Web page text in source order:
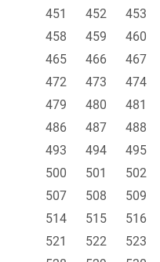
451
452 453
458
459 460
465
466 467
472
473 474
479
480 481
486
487 488
493
494 495
500
501 502
507
508 509
514
515 516
521
522 523